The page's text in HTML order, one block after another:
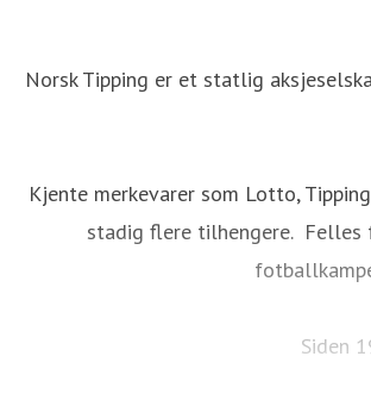
Norsk Tipping er et statlig
Kjente merkevarer som Lotto,
stadig flere tilhengere. Felles
Siden